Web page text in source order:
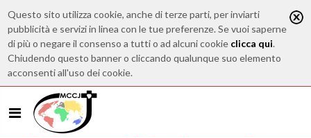
Questo sito utilizza cookie, anche di terze parti, per inviarti
pubblicità e servizi in linea con le tue preferenze. Se vuoi saperne
di più o negare il consenso a tutti o ad alcuni cookie clicca qui.
Chiudendo questo banner o cliccando qualunque suo elemento
acconsenti all'uso dei cookie.